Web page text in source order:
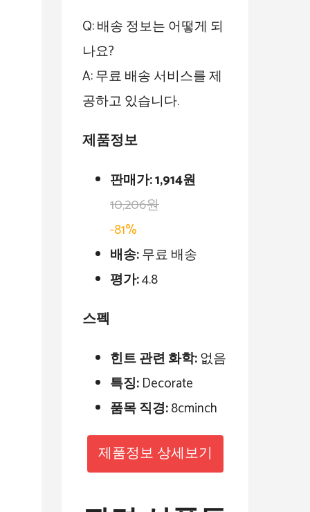
Q: 배송 정보는 어떻게 되
나요?
A: 무료 배송 서비스를 제
공하고 있습니다.
제품정보
판매가:1,914원
10,206원
-81%
배송:무료 배송
평가:4.8
스펙
힌트 관련 화학:없음
특징:Decorate
품목 직경:8cminch
제품정보 상세보기